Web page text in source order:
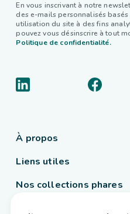
En vous inscrivant à notre
des e-mails personnalisés
utilisation du site à des fins
pouvez vous désinscrire à tout
Politique de confidentialité.
À propos
Liens utiles
Nos collections phares